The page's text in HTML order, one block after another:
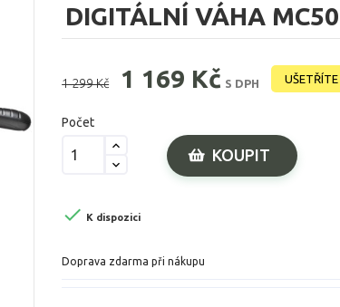
DIGITÁLNÍ VÁHA MC50
1 299 Kč 1 169 Kč S DPH
Počet
KOUPIT
 K dispozici
Doprava zdarma při nákupu